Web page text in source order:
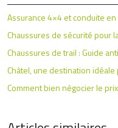
Assurance 4×4 et conduite
Chaussures de sécurité pour
Chaussures de trail : Guide
Châtel, une destination
Comment bien négocier le